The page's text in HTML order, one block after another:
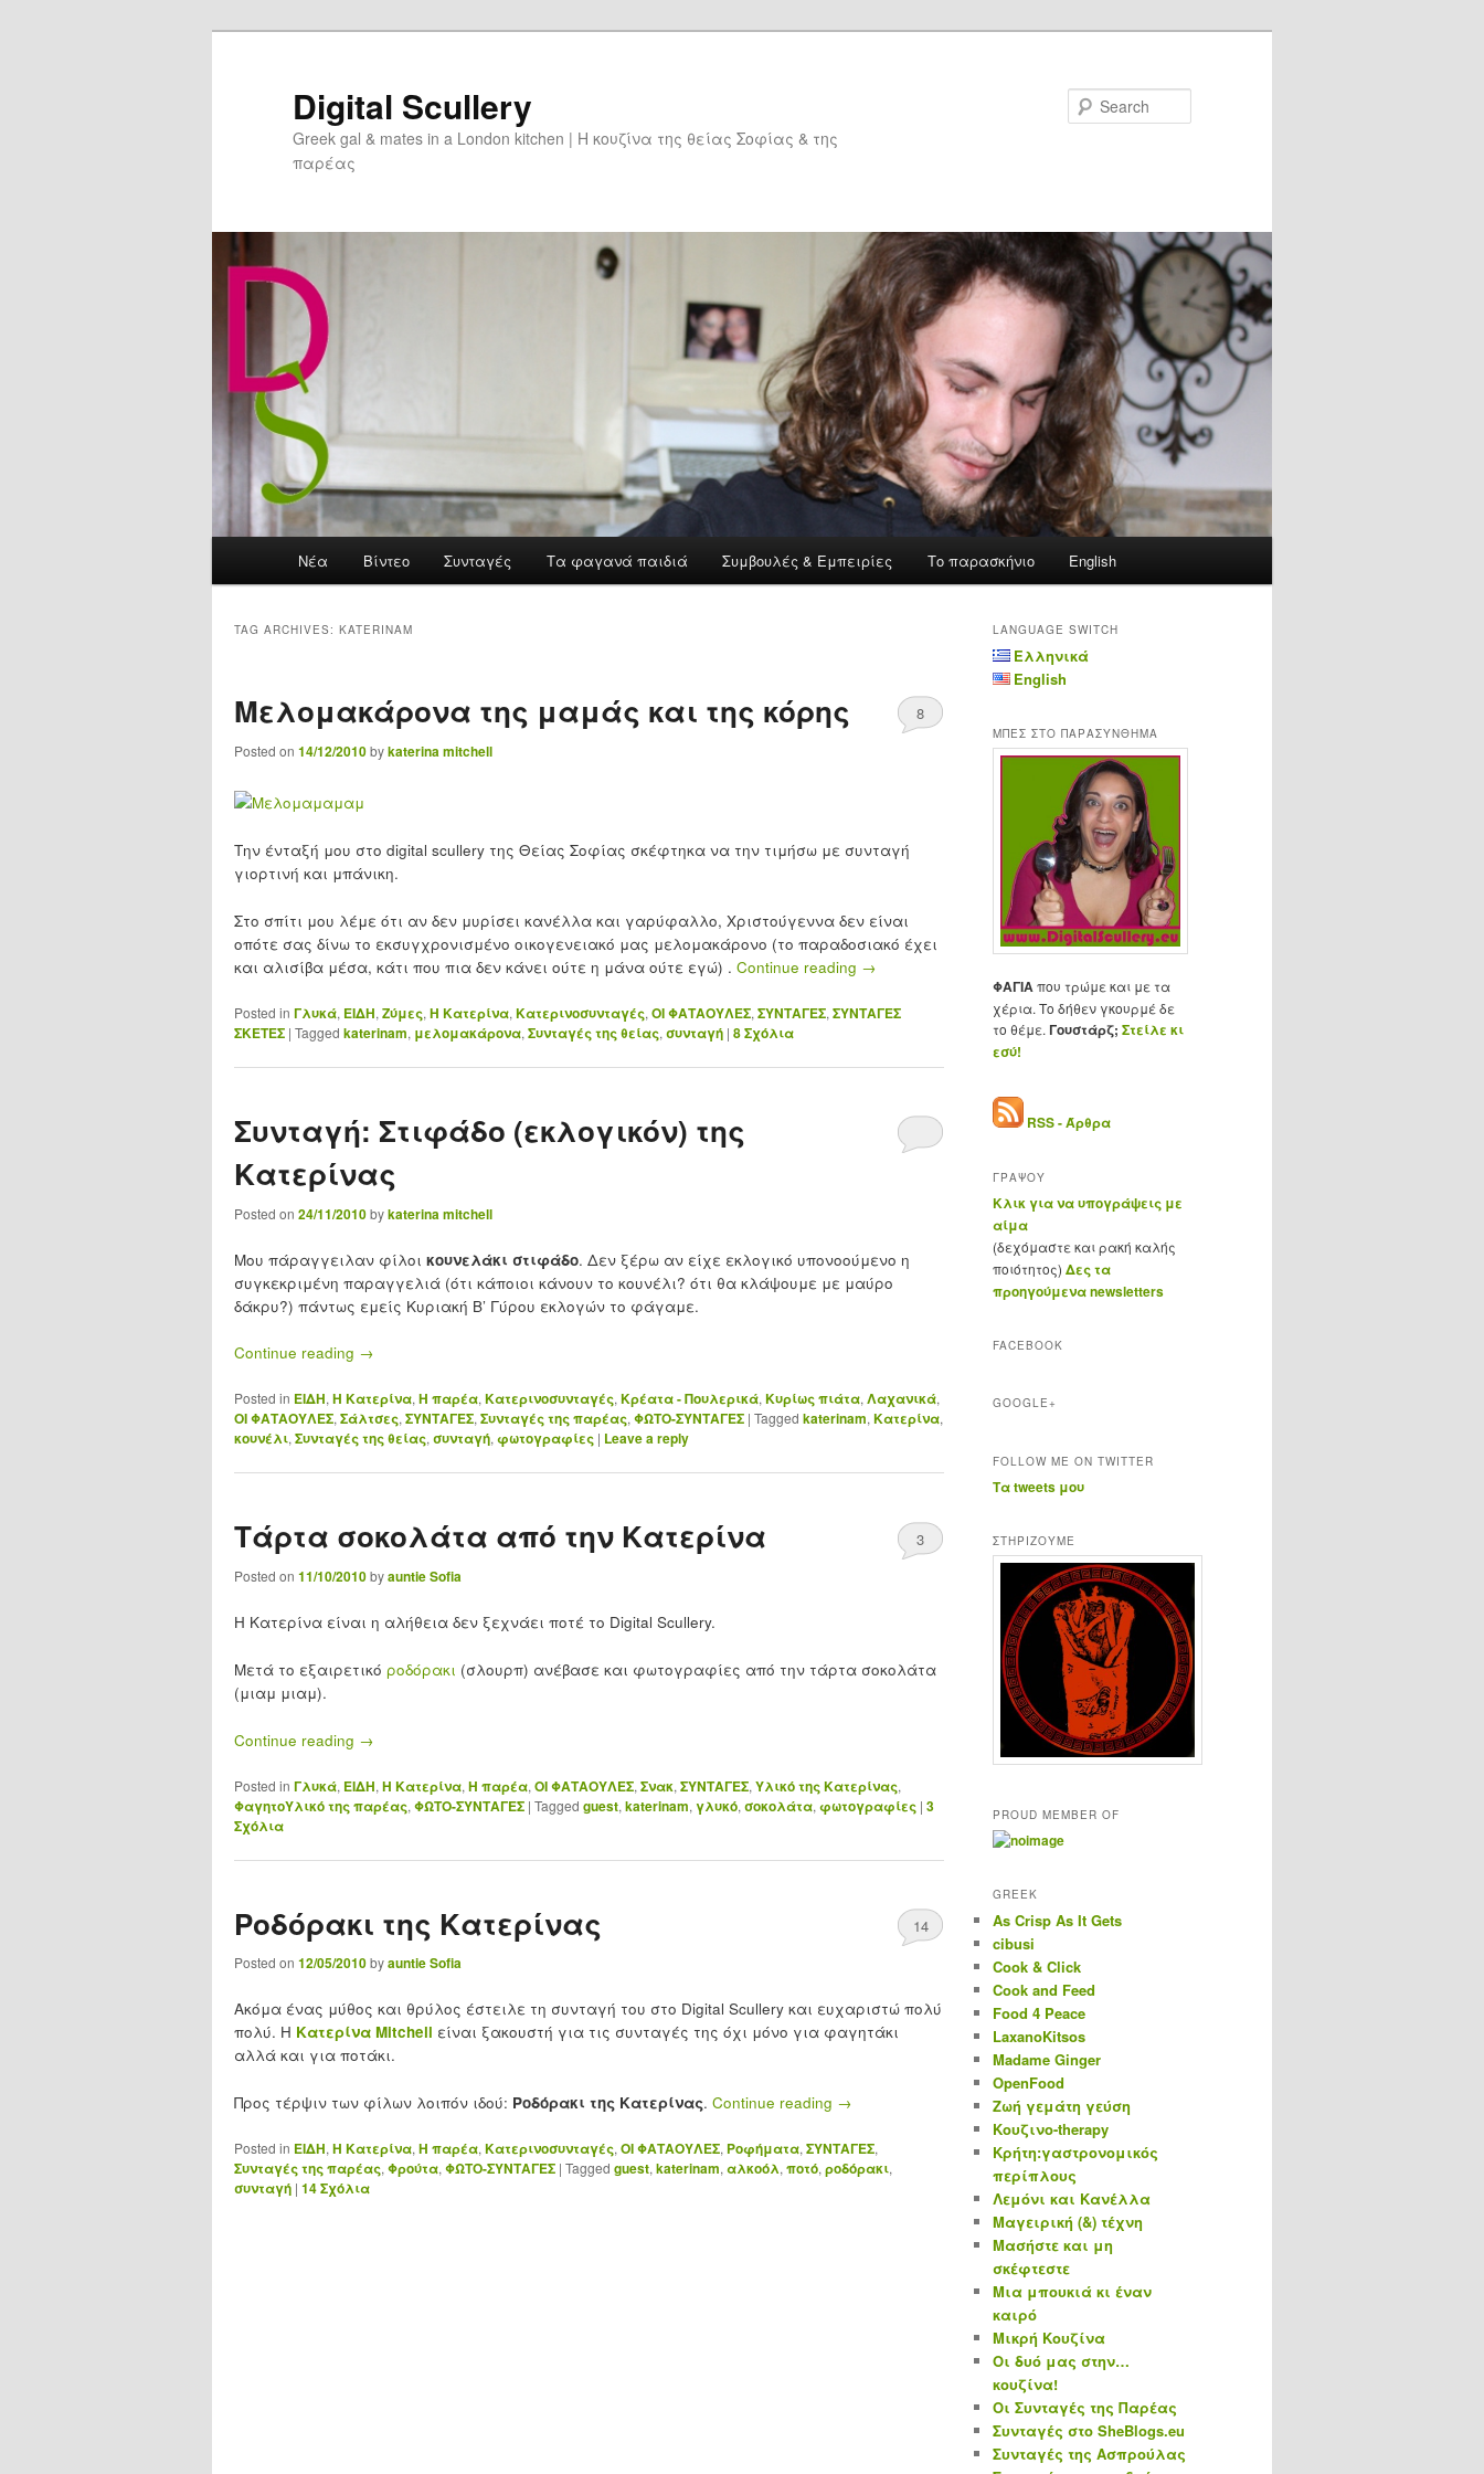
Digital Scullery
Greek gal & mates in a London kitchen | Η κουζίνα της θείας Σοφίας & της
παρέας
Skip to primary content
Skip to secondary content
Νέα Βίντεο Συνταγές Τα φαγανά παιδιά Συμβουλές & Εμπειρίες Το παρασκήνιο English
TAG ARCHIVES: KATERINAM
Μελομακάρονα της μαμάς και της κόρης
Posted on 14/12/2010bykaterina mitchell
8
Την ένταξή μου στο digital scullery της Θείας Σοφίας σκέφτηκα να την τιμήσω με συνταγή
γιορτινή και μπάνικη.
Στο σπίτι μου λέμε ότι αν δεν μυρίσει κανέλλα και γαρύφαλλο, Χριστούγεννα δεν είναι
οπότε σας δίνω το εκσυγχρονισμένο οικογενειακό μας μελομακάρονο (το παραδοσιακό έχει
και αλισίβα μέσα, κάτι που πια δεν κάνει ούτε η μάνα ούτε εγώ) . Continue reading →
Posted in Γλυκά, ΕΙΔΗ, Ζύμες, Η Κατερίνα, Κατερινοσυνταγές, ΟΙ ΦΑΤΑΟΥΛΕΣ, ΣΥΝΤΑΓΕΣ, ΣΥΝΤΑΓΕΣ
ΣΚΕΤΕΣ | Tagged katerinam, μελομακάρονα, Συνταγές της θείας, συνταγή | 8Σχόλια
Συνταγή: Στιφάδο (εκλογικόν) της
Κατερίνας
Posted on 24/11/2010bykaterina mitchell
Μου πάραγγειλαν φίλοι κουνελάκι στιφάδο. Δεν ξέρω αν είχε εκλογικό υπονοούμενο η
συγκεκριμένη παραγγελιά (ότι κάποιοι κάνουν το κουνέλι? ότι θα κλάψουμε με μαύρο
δάκρυ?) πάντως εμείς Κυριακή Β’ Γύρου εκλογών το φάγαμε.
Continue reading →
Posted in ΕΙΔΗ, Η Κατερίνα, Η παρέα, Κατερινοσυνταγές, Κρέατα - Πουλερικά, Κυρίως πιάτα, Λαχανικά,
ΟΙ ΦΑΤΑΟΥΛΕΣ, Σάλτσες, ΣΥΝΤΑΓΕΣ, Συνταγές της παρέας, ΦΩΤΟ-ΣΥΝΤΑΓΕΣ | Tagged katerinam, Κατερίνα,
κουνέλι, Συνταγές της θείας, συνταγή, φωτογραφίες | Leave a reply
Τάρτα σοκολάτα από την Κατερίνα
Posted on 11/10/2010byauntie Sofia
3
Η Κατερίνα είναι η αλήθεια δεν ξεχνάει ποτέ το Digital Scullery.
Μετά το εξαιρετικό ροδόρακι (σλουρπ) ανέβασε και φωτογραφίες από την τάρτα σοκολάτα
(μιαμ μιαμ).
Continue reading →
Posted in Γλυκά, ΕΙΔΗ, Η Κατερίνα, Η παρέα, ΟΙ ΦΑΤΑΟΥΛΕΣ, Σνακ, ΣΥΝΤΑΓΕΣ, Υλικό της Κατερίνας,
ΦαγητοΥλικό της παρέας, ΦΩΤΟ-ΣΥΝΤΑΓΕΣ | Tagged guest, katerinam, γλυκό, σοκολάτα, φωτογραφίες | 3
Σχόλια
Ροδόρακι της Κατερίνας
Posted on 12/05/2010byauntie Sofia
14
Ακόμα ένας μύθος και θρύλος έστειλε τη συνταγή του στο Digital Scullery και ευχαριστώ πολύ
πολύ. H Κατερίνα Mitchell είναι ξακουστή για τις συνταγές της όχι μόνο για φαγητάκι
αλλά και για ποτάκι.
Προς τέρψιν των φίλων λοιπόν ιδού: Ροδόρακι της Κατερίνας. Continue reading →
Posted in ΕΙΔΗ, Η Κατερίνα, Η παρέα, Κατερινοσυνταγές, ΟΙ ΦΑΤΑΟΥΛΕΣ, Ροφήματα, ΣΥΝΤΑΓΕΣ,
Συνταγές της παρέας, Φρούτα, ΦΩΤΟ-ΣΥΝΤΑΓΕΣ | Tagged guest, katerinam, αλκοόλ, ποτό, ροδόρακι,
συνταγή | 14Σχόλια
LANGUAGE SWITCH
Ελληνικά
English
ΜΠΕΣ ΣΤΟ ΠΑΡΑΣΥΝΘΗΜΑ
ΦΑΓΙΑπου τρώμε και με τα
χέρια. Το δήθεν γκουρμέ δε
το θέμε. Γουστάρζ; Στείλε κι
εσύ!
RSS - Άρθρα
ΓΡΑΨΟΥ
Κλικ για να υπογράψεις με
αίμα
(δεχόμαστε και ρακή καλής
ποιότητος) Δες τα
προηγούμενα newsletters
FACEBOOK
GOOGLE+
FOLLOW ME ON TWITTER
Τα tweets μου
ΣΤΗΡΊΖΟΥΜΕ
PROUD MEMBER OF
GREEK
As Crisp As It Gets
cibusi
Cook & Click
Cook and Feed
Food 4 Peace
LaxanoKitsos
Madame Ginger
OpenFood
Ζωή γεμάτη γεύση
Κουζινο-therapy
Κρήτη:γαστρονομικός
περίπλους
Λεμόνι και Κανέλλα
Μαγειρική (&) τέχνη
Μασήστε και μη
σκέφτεστε
Μια μπουκιά κι έναν
καιρό
Μικρή Κουζίνα
Οι δυό μας στην…
κουζίνα!
Οι Συνταγές της Παρέας
Συνταγές στο SheBlogs.eu
Συνταγές της Ασπρούλας